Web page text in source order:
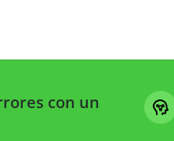
con un